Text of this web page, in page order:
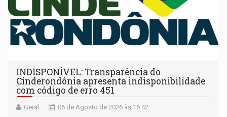
INDISPONÍVEL: Transparência do
Cinderondônia apresenta indisponibilidade
com código de erro 451
Geral 06 de Agosto de 2026 às 16:42